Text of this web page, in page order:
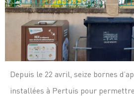
Depuis le 22 avril, seize bornes
installées à Pertuis pour